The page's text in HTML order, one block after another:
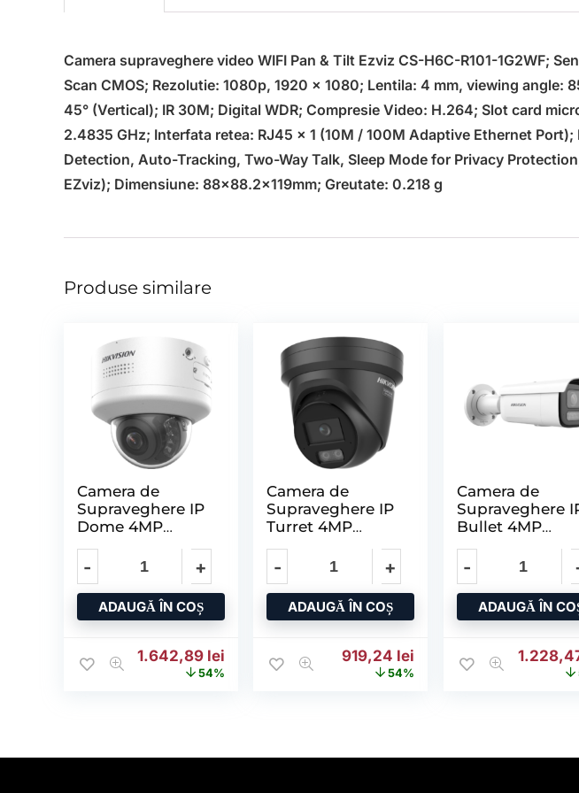
Camera supraveghere video WIFI Pan & Tilt Ezviz CS-H6C-R101-1G2WF;
Scan CMOS; Rezolutie: 1080p, 1920 × 1080; Lentila: 4 mm, viewing angle:
45° (Vertical); IR 30M; Digital WDR; Compresie Video: H.264; Slot card
2.4835 GHz; Interfata retea: RJ45 × 1 (10M / 100M Adaptive Ethernet
Detection, Auto-Tracking, Two-Way Talk, Sleep Mode for Privacy
EZviz); Dimensiune: 88×88.2×119mm; Greutate: 0.218 g
Produse similare
Camera de
Supraveghere IP
Dome 4MP
HIKVISION DS-
2CD2746G2H-
IPTRZS2U/SL(2.8-
12MM), Lentila
ADAUGĂ ÎN COȘ
Prețul inițial a fost: 3.569,20 lei.
1.642,89 lei Prețul curent este: 1.642,89 lei.
54%
Camera de
Supraveghere IP
Turret 4MP
HIKVISION DS-
2CD2347G3-
LI2UY(2.8MM)/BK
, Lentila
ADAUGĂ ÎN COȘ
Prețul inițial a fost: 1.996,49 lei.
919,24 lei Prețul curent este:
54%
Camera de
Supraveghere
Bullet 4MP
HIKVISION DS-
2CD2643G2-
LIZS2U(2.8-
12MM), Lentila
ADAUGĂ ÎN
Prețul